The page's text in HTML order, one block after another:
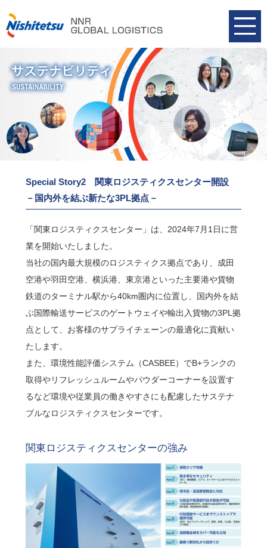
Special Story2 関東ロジスティクスセンター開設
－国内外を結ぶ新たな3PL拠点－
「関東ロジスティクスセンター」は、2024年7月1日に営
業を開始いたしました。
当社の国内最大規模のロジスティクス拠点であり、成田
空港や羽田空港、横浜港、東京港といった主要港や貨物
鉄道のターミナル駅から40km圏内に位置し、国内外を結
ぶ国際輸送サービスのゲートウェイや輸出入貨物の3PL拠
点として、お客様のサプライチェーンの最適化に貢献い
たします。
また、環境性能評価システム（CASBEE）でB+ランクの
取得やリフレッシュルームやパウダーコーナーを設置す
るなど環境や従業員の働きやすさにも配慮したサステナ
ブルなロジスティクスセンターです。
関東ロジスティクスセンターの強み